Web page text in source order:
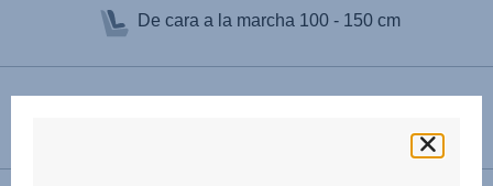
De cara a la marcha 100 - 150 cm